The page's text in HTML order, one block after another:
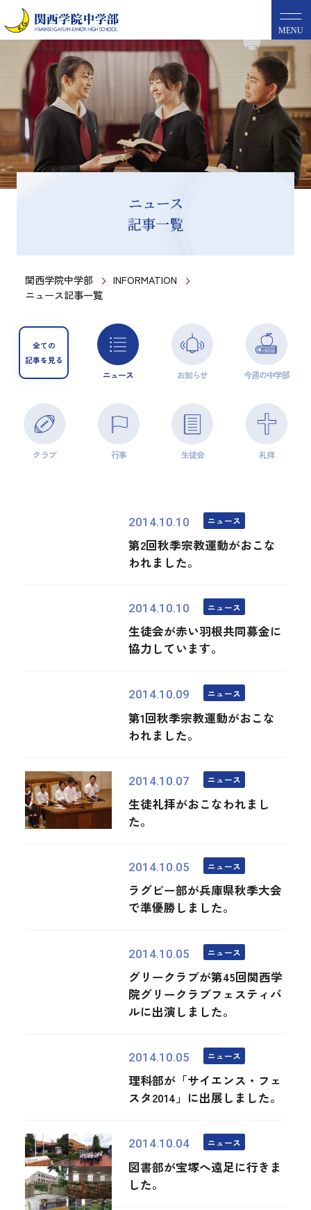
MENU
ニュース
記事一覧
関西学院中学部
INFORMATION
ニュース記事一覧
全ての
記事を見る
ニュース お知らせ 今週の中学部
クラブ 行事 生徒会 礼拝
2014.10.10 ニュース
第2回秋季宗教運動がおこな
われました。
2014.10.10 ニュース
生徒会が赤い羽根共同募金に
協力しています。
2014.10.09 ニュース
第1回秋季宗教運動がおこな
われました。
2014.10.07 ニュース
生徒礼拝がおこなわれまし
た。
2014.10.05 ニュース
ラグビー部が兵庫県秋季大会
で準優勝しました。
2014.10.05 ニュース
グリークラブが第45回関西学
院グリークラブフェスティバ
ルに出演しました。
2014.10.05 ニュース
理科部が「サイエンス・フェ
スタ2014」に出展しました。
2014.10.04 ニュース
図書部が宝塚へ遠足に行きま
した。